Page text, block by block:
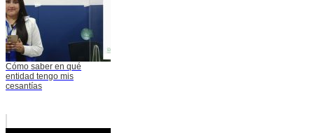
Cómo saber en qué
entidad tengo mis
cesantías